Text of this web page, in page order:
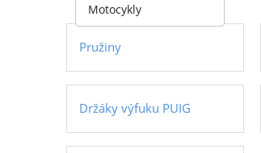
Pružiny
Držáky výfuku PUIG
Motocykly